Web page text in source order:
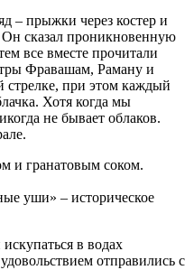
– прыжки через костер и
сказал проникновенную
все вместе прочитали
Фравашам, Раману и
стрелке, при этом каждый
Хотя когда мы
не бывает облаков.
и гранатовым соком.
уши» – историческое
в водах
отправились с